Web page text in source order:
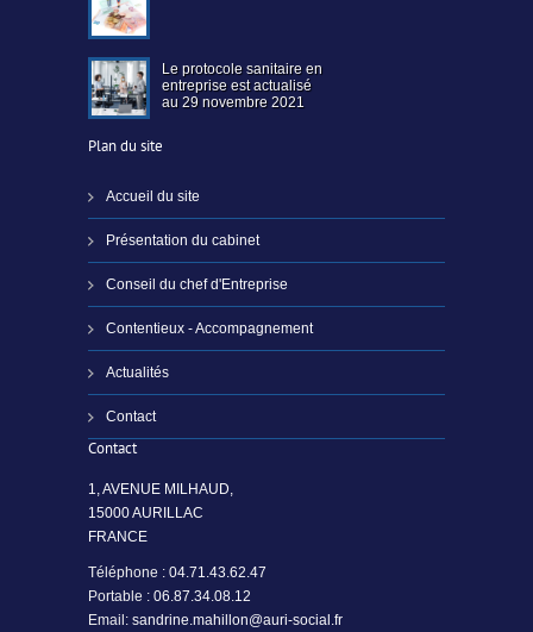
Le protocole sanitaire en
entreprise est actualisé
au 29 novembre 2021
Plan du site
Accueil du site
Présentation du cabinet
Conseil du chef d'Entreprise
Contentieux - Accompagnement
Actualités
Contact
Contact
1, AVENUE MILHAUD,
15000 AURILLAC
FRANCE
Téléphone : 04.71.43.62.47
Portable : 06.87.34.08.12
Email: sandrine.mahillon@auri-social.fr